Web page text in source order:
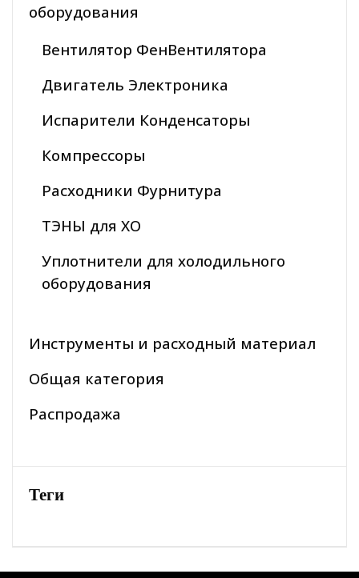
оборудования
Вентилятор ФенВентилятора
Двигатель Электроника
Испарители Конденсаторы
Компрессоры
Расходники Фурнитура
ТЭНЫ для ХО
Уплотнители для холодильного
оборудования
Инструменты и расходный материал
Общая категория
Распродажа
Теги